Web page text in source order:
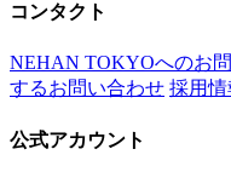
コンタクト
NEHAN TOKYOへのお
するお問い合わせ 採用情
公式アカウント